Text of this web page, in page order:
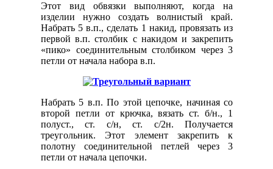
Этот вид обвязки выполняют, когда на
изделии нужно создать волнистый край.
Набрать 5 в.п., сделать 1 накид, провязать из
первой в.п. столбик с накидом и закрепить
«пико» соединительным столбиком через 3
петли от начала набора в.п.
Набрать 5 в.п. По этой цепочке, начиная со
второй петли от крючка, вязать ст. б/н., 1
полуст., ст. с/н, ст. с/2н. Получается
треугольник. Этот элемент закрепить к
полотну соединительной петлей через 3
петли от начала цепочки.